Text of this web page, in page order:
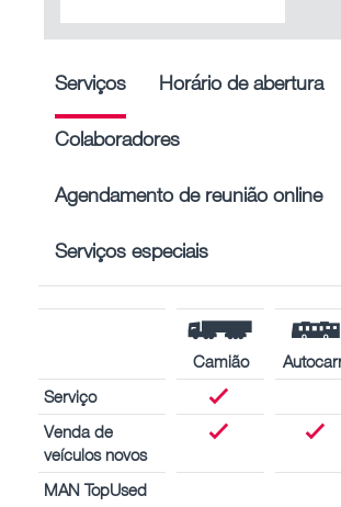
Serviços Horário de abertura
Colaboradores
Agendamento de reunião online
Serviços especiais
Camião
Serviço
Venda de
veículos novos
MAN TopUsed